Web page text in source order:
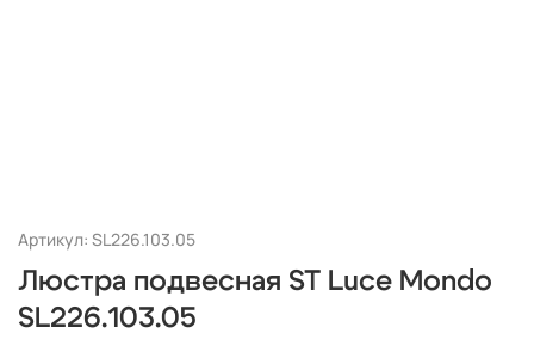
Артикул: SL226.103.05
Люстра подвесная ST Luce Mondo
SL226.103.05